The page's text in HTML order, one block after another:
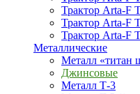
Трактор Arta-F
Трактор Arta-F
Трактор Arta-F
Металлические
Металл «титан
Джинсовые
Металл Т-3